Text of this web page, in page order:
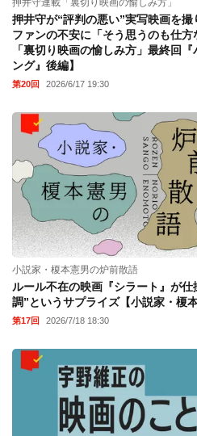
押井守連載「裏切り映画の愉しみ方」
押井守が“評判の悪い”実写映画を撮
ファンの不安に「そう思うのも仕
「裏切り映画の愉しみ方」最終回
ング』後編】
第20回 2026/6/17 19:30
小説家・榎本憲男の炉前散語
ルール不在の映画『シラート』が
調”というサプライズ【小説家・榎
第17回 2026/7/18 18:30